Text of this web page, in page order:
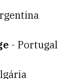
- Portugal